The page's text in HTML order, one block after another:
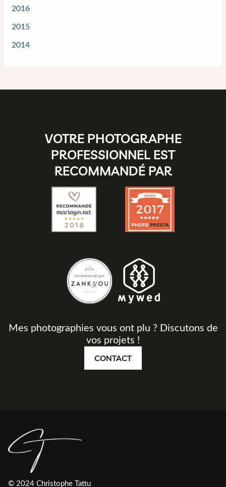
2016
2015
2014
VOTRE PHOTOGRAPHE
PROFESSIONNEL EST
RECOMMANDÉ PAR
Mes photographies vous ont plu ? Discutons de
vos projets !
CONTACT
© 2024 Christophe Tattu